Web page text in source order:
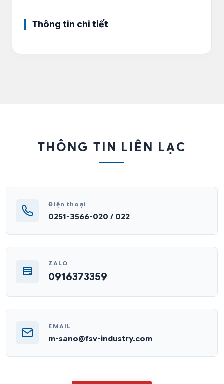
Thông tin chi tiết
THÔNG TIN LIÊN LẠC
Điện thoại
0251-3566-020 / 022
ZALO
0916373359
EMAIL
m-sano@fsv-industry.com